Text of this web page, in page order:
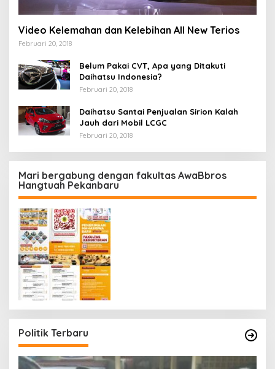
Video Kelemahan dan Kelebihan All New Terios
Februari 20, 2018
Belum Pakai CVT, Apa yang Ditakuti
Daihatsu Indonesia?
Februari 20, 2018
Daihatsu Santai Penjualan Sirion Kalah
Jauh dari Mobil LCGC
Februari 20, 2018
Mari bergabung dengan fakultas AwaBbros
Hangtuah Pekanbaru
Politik Terbaru